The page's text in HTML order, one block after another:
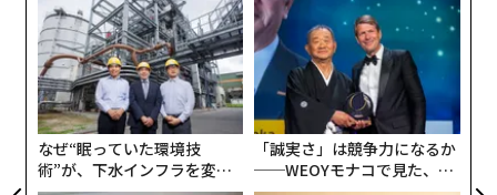
p 100に11回入り、IngaRose はリリースから数週間で5カ
国で1位を獲得した。両者とも異常に大きく
急速なチャート成功を見せており、これはAI生成プロジ
ェクトによく見られる兆候だ。ダルトンの11回のチャー
ト入りは実売7000枚未満によるもので、購入数を基準と
したチャートを操作するのにいかに少ない数字で済むか
を露呈させた。
なぜ“眠っていた環境技
術”が、下水インフラを変え
たのか──産総研×月島JFE
「誠実さ」は競争力になるか
──WEOYモナコで見た、く
ら寿司の経営哲学